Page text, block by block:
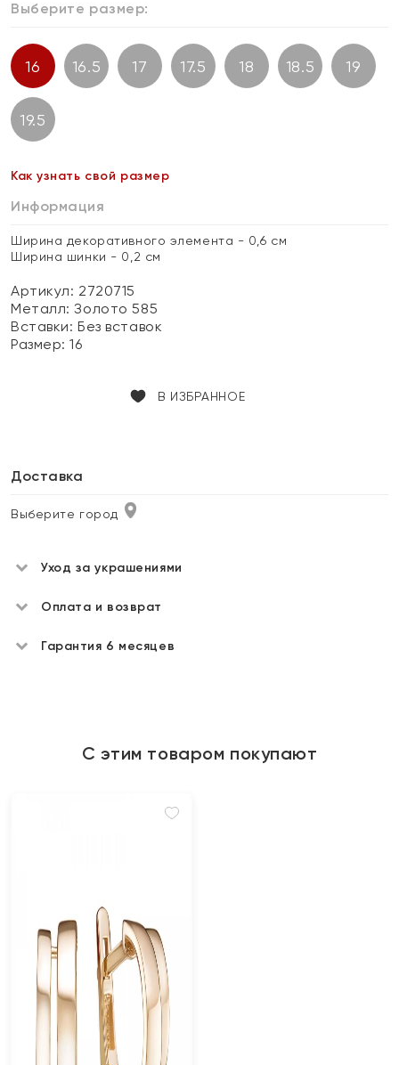
Выберите размер:
16 16.5 17 17.5 18 18.5 19
19.5
Как узнать свой размер
Информация
Ширина декоративного элемента - 0,6 см
Ширина шинки - 0,2 см
Артикул: 2720715
Металл:Золото 585
Вставки:Без вставок
Размер:16
В ИЗБРАННОЕ
Доставка
Выберите город
Уход за украшениями
Оплата и возврат
Гарантия 6 месяцев
С этим товаром покупают